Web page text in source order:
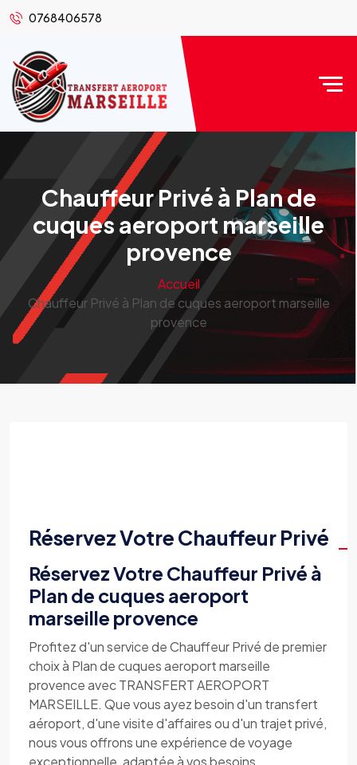
0768406578
Chauffeur Privé à Plan de
cuques aeroport marseille
provence
Accueil
Chauffeur Privé à Plan de cuques aeroport marseille
provence
Réservez Votre Chauffeur Privé
Réservez Votre Chauffeur Privé à
Plan de cuques aeroport
marseille provence
Profitez d'un service de Chauffeur Privé de premier
choix à Plan de cuques aeroport marseille
provence avec TRANSFERT AEROPORT
MARSEILLE. Que vous ayez besoin d'un transfert
aéroport, d'une visite d'affaires ou d'un trajet privé,
nous vous offrons une expérience de voyage
exceptionnelle, adaptée à vos besoins